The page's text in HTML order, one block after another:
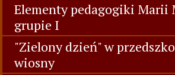
Elementy pedagogiki Marii
grupie I
"Zielony dzień" w
wiosny